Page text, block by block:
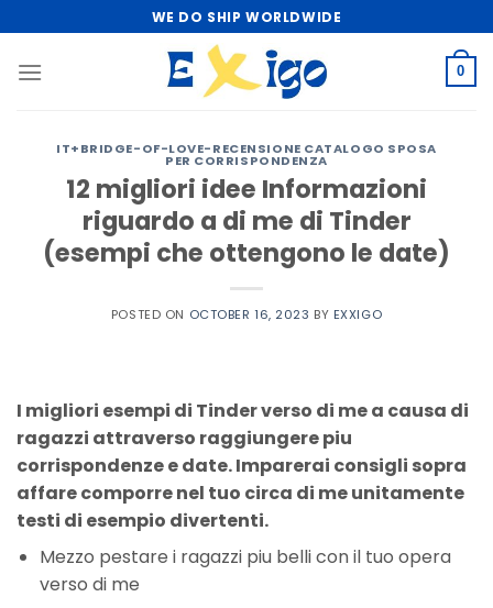
to
content
WE DO SHIP WORLDWIDE
0
IT+BRIDGE-OF-LOVE-RECENSIONE CATALOGO SPOSA
PER CORRISPONDENZA
12 migliori idee Informazioni
riguardo a di me di Tinder
(esempi che ottengono le date)
POSTED ON OCTOBER 16, 2023 BY EXXIGO
I migliori esempi di Tinder verso di me a causa di
ragazzi attraverso raggiungere piu
corrispondenze e date. Imparerai consigli sopra
affare comporre nel tuo circa di me unitamente
testi di esempio divertenti.
Mezzo pestare i ragazzi piu belli con il tuo opera
verso di me